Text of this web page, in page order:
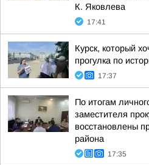
К. Яковлева
17:41
Курск, который
прогулка по
17:37
По итогам
заместителя
восстановлены
района
17:35